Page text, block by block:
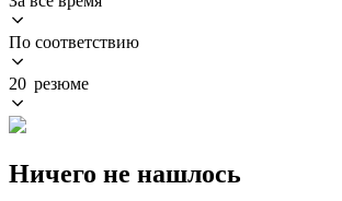
По соответствию
20 резюме
Ничего не нашлось